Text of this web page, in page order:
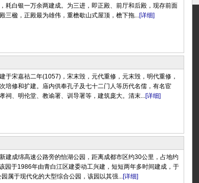
耗白银一万余两建成。为三进，即正殿、前厅和后殿，现存前面
三楹，正殿最为雄伟，重檐歇山式屋顶，檐下拖...[详细]
于宋嘉祜二年(1057)，宋末毁，元代重修，元末毁，明代重修，
培修和扩建。庙内供奉孔子及七十二门人等历代名儒，有名宦
祠、明伦堂、教谕署、训导署等，建筑庞大。清末...[详细]
建成绵高速公路旁的怡湖公园，距离成都市区约30公里，占地约
园于1986年由青白江区建委动工兴建，短短两年多时间建成，于
属于现代化的大型综合公园，该园以其强...[详细]